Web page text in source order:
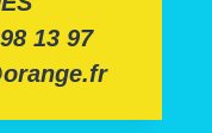
13 97